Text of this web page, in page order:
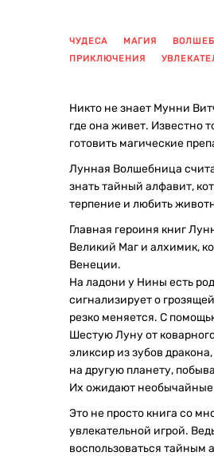
ЧУДЕСА МАГИЯ
ПРИКЛЮЧЕНИЯ
Никто не знает Мунни
где она живет. Известно
готовить магические
Лунная Волшебница
знать тайный алфавит,
терпение и любить
Главная героиня книг
Великий Маг и алхимик,
Венеции.
На ладони у Нины есть
сигнализирует о
резко меняется. С
Шестую Луну от
эликсир из зубов
на другую планету,
Их ожидают
Это не просто книга со
увлекательной игрой.
воспользоваться тайным